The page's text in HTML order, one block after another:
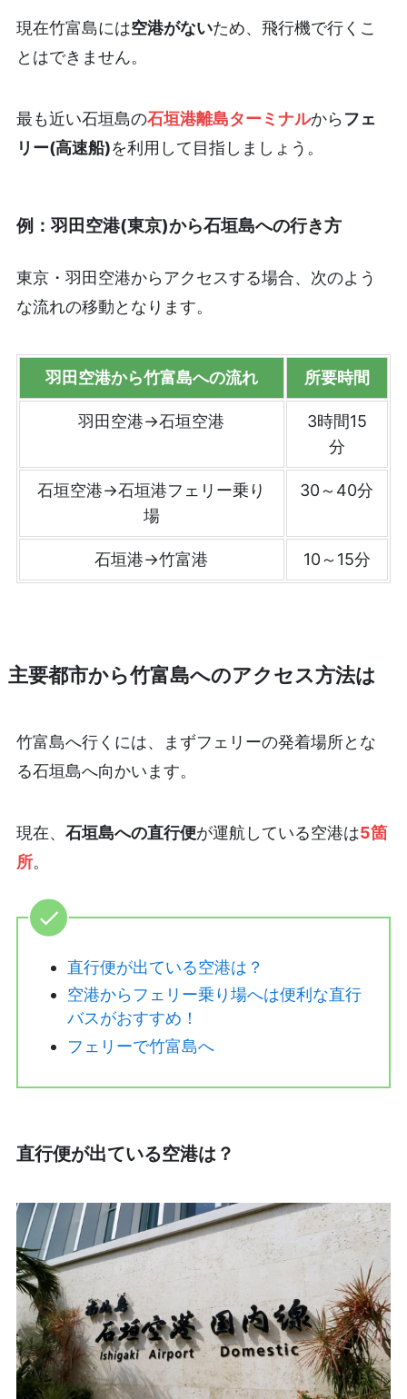
現在竹富島には空港がないため、飛行機で行くこ
とはできません。
最も近い石垣島の石垣港離島ターミナルから フェ
リー(高速船)を利用して目指しましょう。
例：羽田空港(東京)から石垣島への行き方
東京・羽田空港からアクセスする場合、次のよう
な流れの移動となります。
羽田空港から竹富島への流れ 所要時間
羽田空港→石垣空港
3時間15
分
石垣空港→石垣港フェリー乗り
場
30～40分
石垣港→竹富港 10～15分
主要都市から竹富島へのアクセス方法は
竹富島へ行くには、まずフェリーの発着場所とな
る石垣島へ向かいます。
現在、 石垣島への直行便が運航している空港は5箇
所。
直行便が出ている空港は？
空港からフェリー乗り場へは便利な直行
バスがおすすめ！
フェリーで竹富島へ
直行便が出ている空港は？